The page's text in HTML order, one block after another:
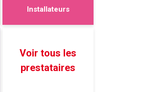
Installateurs
Voir tous les
prestataires